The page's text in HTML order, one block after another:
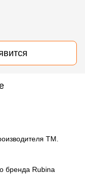
TM.
бренда Rubina